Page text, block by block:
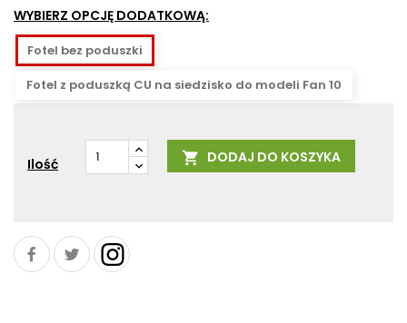
WYBIERZ OPCJĘ DODATKOWĄ:
Fotel bez poduszki
Fotel z poduszką CU na siedzisko do modeli Fan 10
Ilość  DODAJ DO KOSZYKA